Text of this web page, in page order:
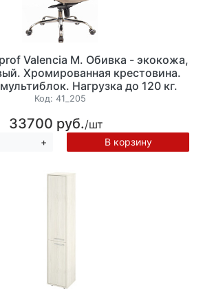
Valencia М. Обивка - экокожа,
Хромированная крестовина.
Нагрузка до 120 кг.
Код: 41_205
33700 руб./шт
+ В корзину